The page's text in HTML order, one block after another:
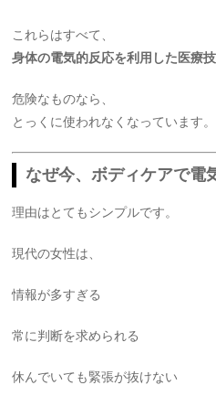
これらはすべて、
身体の電気的反応を利用した医療
危険なものなら、
とっくに使われなくなっています。
なぜ今、ボディケアで電
理由はとてもシンプルです。
現代の女性は、
情報が多すぎる
常に判断を求められる
休んでいても緊張が抜けない